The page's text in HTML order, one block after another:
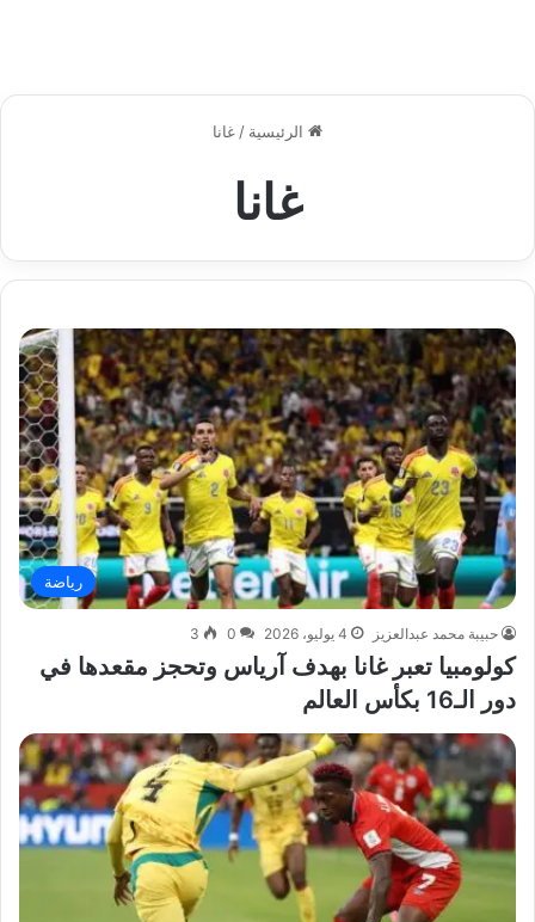
الرئيسية /غانا
غانا
رياضة
حبيبة محمد عبدالعزيز 4 يوليو، 2026 0
3
كولومبيا تعبر غانا بهدف آرياس وتحجز مقعدها في
دور الـ16 بكأس العالم